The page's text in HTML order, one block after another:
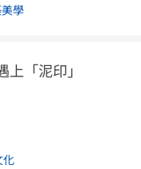
學
上「泥印」
化